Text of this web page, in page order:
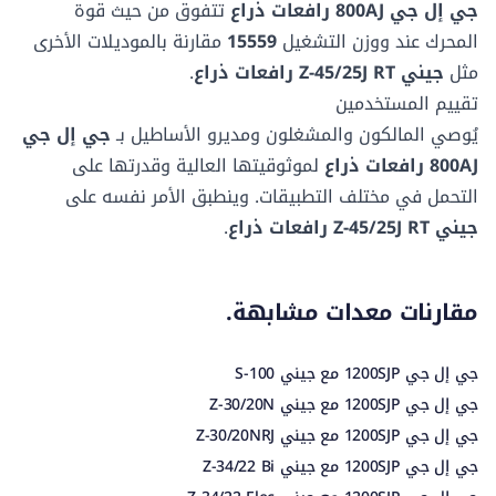
منخفضة
3.02 م
منخفضة
2.13 مم
تذبذب المحور
- 0.15 م
2.44 م 1.83 م
نوع التأرجح
مستمر
نوع التأرجح
غير مستمر
نوع الاطارات
هوائي
نوع الاطارات
التضاريس الوعرة
جي إل جي 800AJ رافعات ذراع
تتفوق من حيث قوة
المحرك عندووزن التشغيل15559 مقارنة بالموديلات الأخرى
مثل جيني Z-45/25J RT رافعات ذراع
.
تقييم المستخدمين
يُوصي المالكون والمشغلون ومديرو الأساطيل بـجي إل جي
800AJ رافعات ذراع
لموثوقيتها العالية وقدرتها على
التحمل في مختلف التطبيقات. وينطبق الأمر نفسه على
جيني Z-45/25J RT رافعات ذراع
.
مقارنات معدات مشابهة.
جي إل جي 1200SJP مع جيني S-100
جي إل جي 1200SJP مع جيني Z-30/20N
جي إل جي 1200SJP مع جيني Z-30/20NRJ
جي إل جي 1200SJP مع جيني Z-34/22 Bi